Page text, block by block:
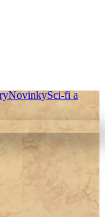
NovinkySci-fi a